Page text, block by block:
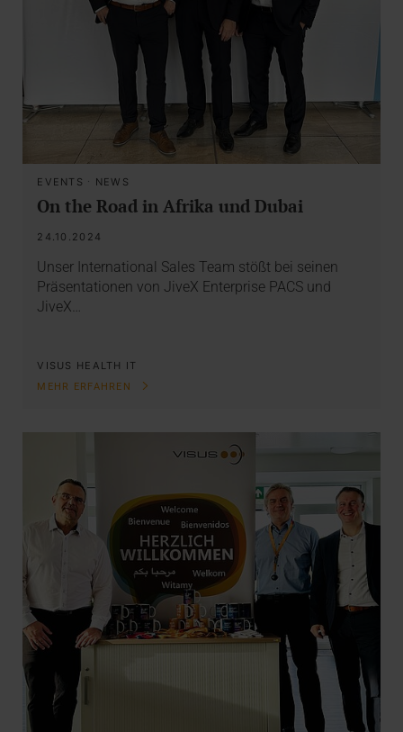
EVENTS · NEWS
On the Road in Afrika und Dubai
24.10.2024
Unser International Sales Team stößt bei seinen
Präsentationen von JiveX Enterprise PACS und
JiveX…
VISUS HEALTH IT
MEHR ERFAHREN